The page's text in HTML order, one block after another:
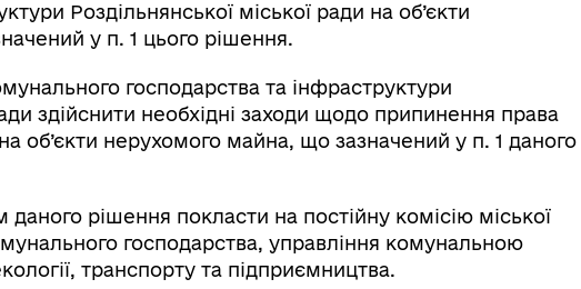
Роздільнянської міської ради на об’єкти
у п. 1 цього рішення.
господарства та інфраструктури
здійснити необхідні заходи щодо припинення права
об’єкти нерухомого майна, що зазначений у п. 1 даного
рішення покласти на постійну комісію міської
господарства, управління комунальною
транспорту та підприємництва.